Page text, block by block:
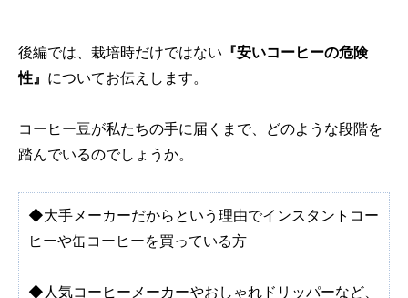
後編では、栽培時だけではない 『安いコーヒーの危険
性』 についてお伝えします。
コーヒー豆が私たちの手に届くまで、どのような段階を
踏んでいるのでしょうか。
◆大手メーカーだからという理由でインスタントコー
ヒーや缶コーヒーを買っている方
◆人気コーヒーメーカーやおしゃれドリッパーなど、